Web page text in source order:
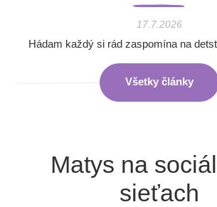
17.7.2026
Hádam každý si rád zaspomína na
Všetky články
Matys na
sieťach